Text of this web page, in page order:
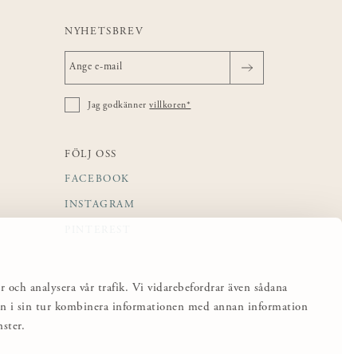
analysera vår trafik. Vi vidarebefordrar även sådana
i sin tur kombinera informationen med annan information
NYHETSBREV
Jag godkännervillkoren*
FÖLJ OSS
FACEBOOK
INSTAGRAM